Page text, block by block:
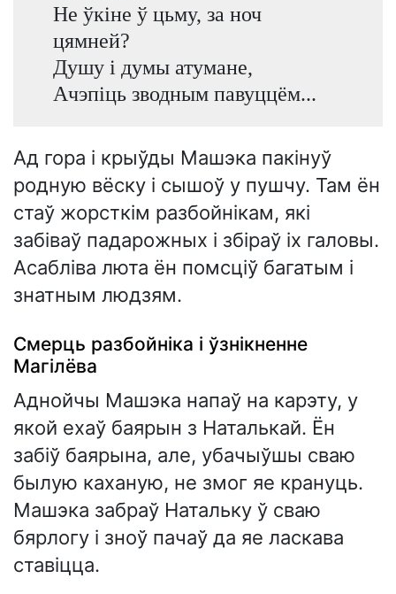
Не ўкіне ў цьму, за ноч
цямней?
Душу і думы атумане,
Ачэпіць зводным павуццём...
Ад гора і крыўды Машэка пакінуў
родную вёску і сышоў у пушчу. Там ён
стаў жорсткім разбойнікам, які
забіваў падарожных і збіраў іх галовы.
Асабліва люта ён помсціў багатым і
знатным людзям.
Смерць разбойніка і ўзнікненне
Магілёва
Аднойчы Машэка напаў на карэту, у
якой ехаў баярын з Наталькай. Ён
забіў баярына, але, убачыўшы сваю
былую каханую, не змог яе крануць.
Машэка забраў Натальку ў сваю
бярлогу і зноў пачаў да яе ласкава
ставіцца.